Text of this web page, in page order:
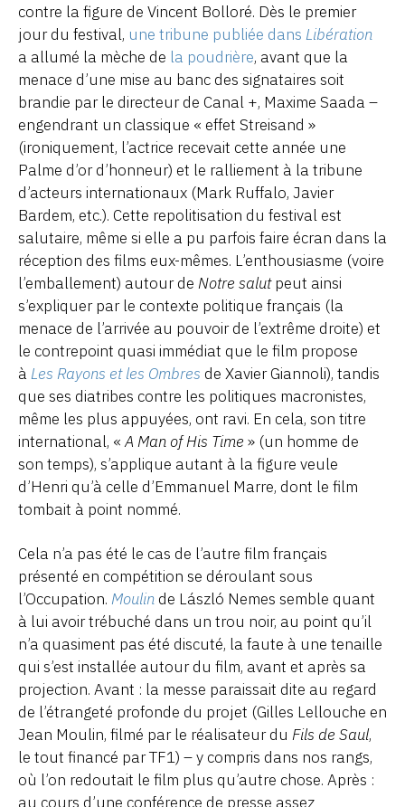
contre la figure de Vincent Bolloré. Dès le premier
jour du festival, une tribune publiée dans Libération
a allumé la mèche de la poudrière, avant que la
menace d’une mise au banc des signataires soit
brandie par le directeur de Canal +, Maxime Saada –
engendrant un classique « effet Streisand »
(ironiquement, l’actrice recevait cette année une
Palme d’or d’honneur) et le ralliement à la tribune
d’acteurs internationaux (Mark Ruffalo, Javier
Bardem, etc.). Cette repolitisation du festival est
salutaire, même si elle a pu parfois faire écran dans la
réception des films eux-mêmes. L’enthousiasme (voire
l’emballement) autour de Notre salutpeut ainsi
s’expliquer par le contexte politique français (la
menace de l’arrivée au pouvoir de l’extrême droite) et
le contrepoint quasi immédiat que le film propose
à Les Rayons et les Ombres de Xavier Giannoli), tandis
que ses diatribes contre les politiques macronistes,
même les plus appuyées, ont ravi. En cela, son titre
international, «A Man of His Time » (un homme de
son temps), s’applique autant à la figure veule
d’Henri qu’à celle d’Emmanuel Marre, dont le film
tombait à point nommé.
Cela n’a pas été le cas de l’autre film français
présenté en compétition se déroulant sous
l’Occupation. Moulin de László Nemes semble quant
à lui avoir trébuché dans un trou noir, au point qu’il
n’a quasiment pas été discuté, la faute à une tenaille
qui s’est installée autour du film, avant et après sa
projection. Avant : la messe paraissait dite au regard
de l’étrangeté profonde du projet (Gilles Lellouche en
Jean Moulin, filmé par le réalisateur du Fils de Saul,
le tout financé par TF1) – y compris dans nos rangs,
où l’on redoutait le film plus qu’autre chose. Après :
au cours d’une conférence de presse assez